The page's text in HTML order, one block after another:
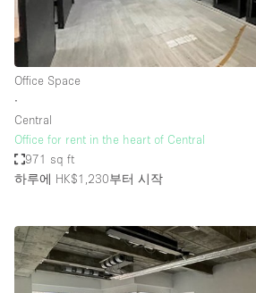
Office Space
∙
Central
Office for rent in the heart of Central
971 sq ft
하루에 HK$1,230부터 시작